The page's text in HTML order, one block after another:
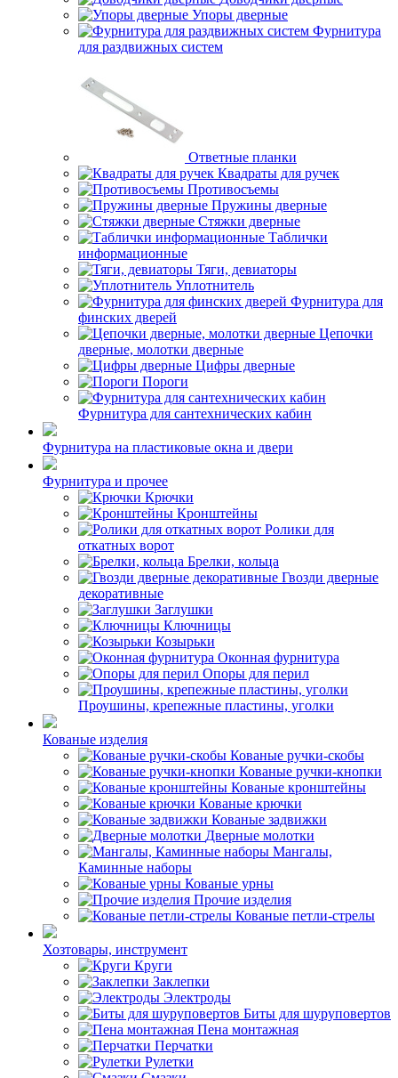
Упоры дверные
Фурнитура
для раздвижных систем
Ответные планки
Квадраты для ручек
Противосъемы
Пружины дверные
Стяжки дверные
Таблички
информационные
Тяги, девиаторы
Уплотнитель
Фурнитура для
финских дверей
Цепочки
дверные, молотки дверные
Цифры дверные
Пороги
Фурнитура для сантехнических кабин
Фурнитура на пластиковые окна и двери
Фурнитура и прочее
Крючки
Кронштейны
Ролики для
откатных ворот
Брелки, кольца
Гвозди дверные
декоративные
Заглушки
Ключницы
Козырьки
Оконная фурнитура
Опоры для перил
Проушины, крепежные пластины, уголки
Кованые изделия
Кованые ручки-скобы
Кованые ручки-кнопки
Кованые кронштейны
Кованые крючки
Кованые задвижки
Дверные молотки
Мангалы,
Каминные наборы
Кованые урны
Прочие изделия
Кованые петли-стрелы
Хозтовары, инструмент
Круги
Заклепки
Электроды
Биты для шуруповертов
Пена монтажная
Перчатки
Рулетки